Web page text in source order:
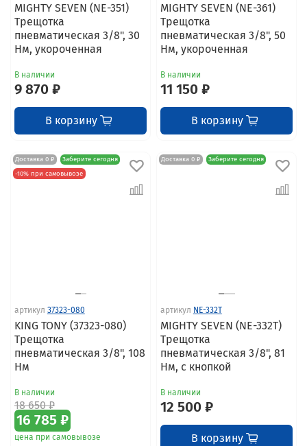
MIGHTY SEVEN (NE-351)
Трещотка
пневматическая 3/8", 30
Нм, укороченная
В наличии
9 870 ₽
В корзину
MIGHTY SEVEN (NE-361)
Трещотка
пневматическая 3/8", 50
Нм, укороченная
В наличии
11 150 ₽
В корзину
Доставка 0 ₽
Заберите сегодня
-10% при самовывозе
артикул 37323-080
KING TONY (37323-080)
Трещотка
пневматическая 3/8", 108
Нм
В наличии
18 650 ₽
16 785 ₽
цена при самовывозе
Доставка 0 ₽ Заберите сегодня
артикул NE-332T
MIGHTY SEVEN (NE-332T)
Трещотка
пневматическая 3/8", 81
Нм, с кнопкой
В наличии
12 500 ₽
В корзину